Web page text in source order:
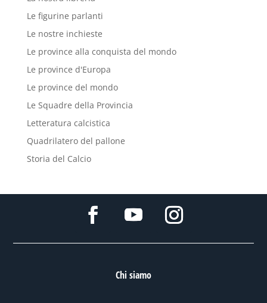
Le figurine parlanti
Le nostre inchieste
Le province alla conquista del mondo
Le province d'Europa
Le province del mondo
Le Squadre della Provincia
Letteratura calcistica
Quadrilatero del pallone
Storia del Calcio
Chi siamo